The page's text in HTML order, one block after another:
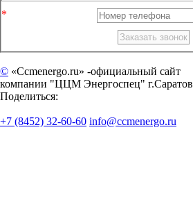
© «Ccmenergo.ru» -официальный сайт
компании "ЦЦМ Энергоспец" г.Саратов
Поделиться:
+7 (8452) 32-60-60 info@ccmenergo.ru